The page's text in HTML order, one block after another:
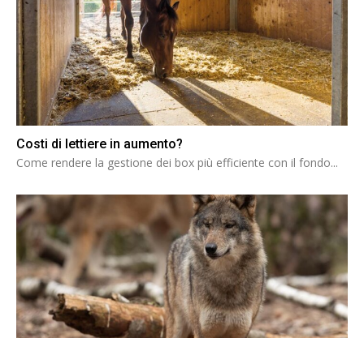
Costi di lettiere in aumento?
Come rendere la gestione dei box più efficiente con il fondo...